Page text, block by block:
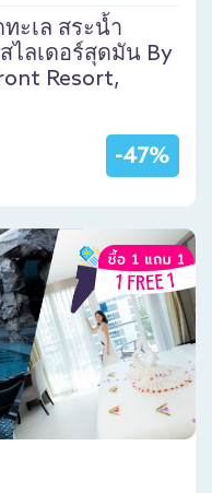
ะเล สระน้ำ
ไลเดอร์สุดมัน By
Resort,
-47%